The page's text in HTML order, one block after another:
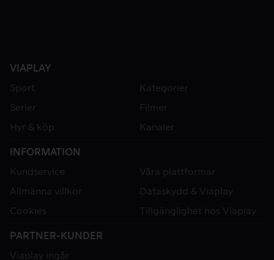
VIAPLAY
Sport
Kategorier
Serier
Filmer
Hyr & köp
Kanaler
INFORMATION
Kundservice
Våra plattformar
Allmänna villkor
Dataskydd & Viaplay
Cookies
Tillgänglighet hos Viaplay
PARTNER-KUNDER
Viaplay ingår